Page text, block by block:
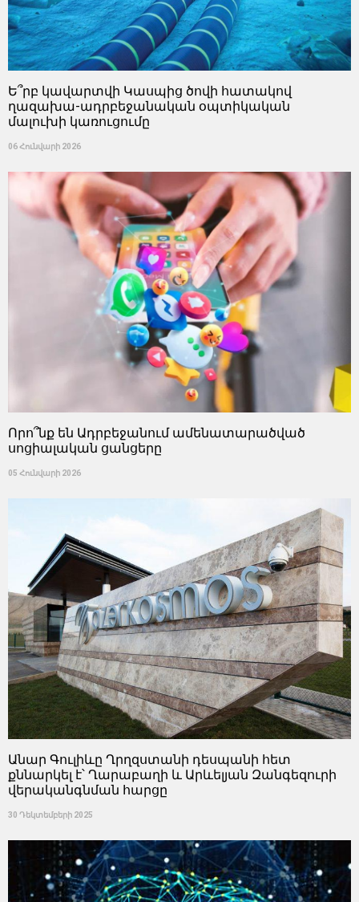
Ե՞րբ կավարտվի Կասպից ծովի հատակով
ղազախա-ադրբեջանական օպտիկական
մալուխի կառուցումը
06 Հունվարի 2026
Որո՞նք են Ադրբեջանում ամենատարածված
սոցիալական ցանցերը
05 Հունվարի 2026
Անար Գուլիևը Ղրղզստանի դեսպանի հետ
քննարկել է՝ Ղարաբաղի և Արևելյան Զանգեզուրի
վերականգնման հարցը
30 Դեկտեմբերի 2025